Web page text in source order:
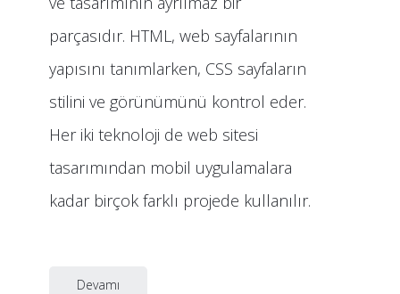
parçasıdır. HTML, web sayfalarının
yapısını tanımlarken, CSS sayfaların
stilini ve görünümünü kontrol eder.
Her iki teknoloji de web sitesi
tasarımından mobil uygulamalara
kadar birçok farklı projede kullanılır.
Devamı